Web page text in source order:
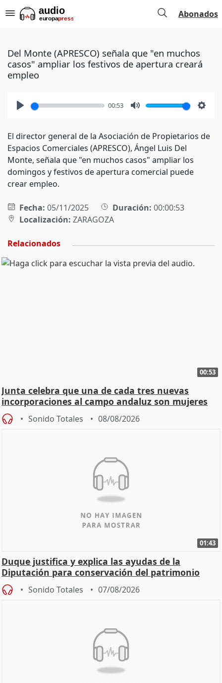
Abonados
Del Monte (APRESCO) señala que "en muchos
casos" ampliar los festivos de apertura creará
empleo
00:53
El director general de la Asociación de Propietarios de
Espacios Comerciales (APRESCO), Ángel Luis Del
Monte, señala que "en muchos casos" ampliar los
domingos y festivos de apertura comercial puede
crear empleo.
Fecha: 05/11/2025 Duración: 00:00:53
Localización: ZARAGOZA
Relacionados
00:53
Junta celebra que una de cada tres nuevas
incorporaciones al campo andaluz son mujeres
jóvenes
Sonido Totales 08/08/2026
01:43
Duque justifica y explica las ayudas de la
Diputación para conservación del patrimonio
Sonido Totales 07/08/2026